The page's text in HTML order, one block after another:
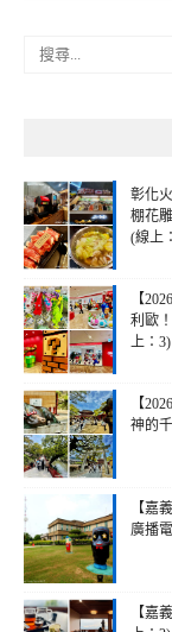
彰化
棚花
(線上
【
利歐
上：3)
【
神的
【嘉
廣播
【嘉